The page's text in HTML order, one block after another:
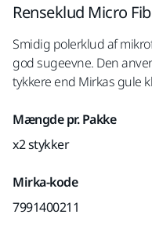
Renseklud Micro
Smidig polerklud af
god sugeevne. Den
tykkere end Mirkas gule
Mængde pr. Pakke
x2 stykker
Mirka-kode
7991400211